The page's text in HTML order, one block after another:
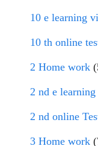
10 e learning
10 th online
2 Home work
2 nd e learning
2 nd online
3 Home work